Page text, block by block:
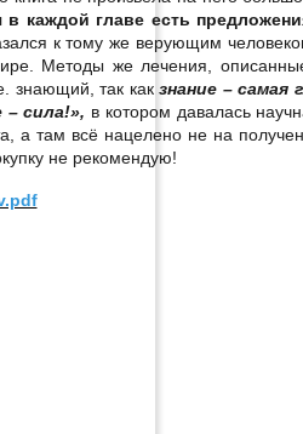
в каждой главе есть
к тому же верующим
Методы же лечения,
знающий, так какзнание – самая
– сила!», в котором давалась
а там всё нацелено не на
не рекомендую!